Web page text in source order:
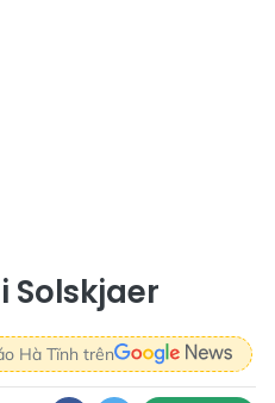
Solskjaer
Hà Tĩnh trên